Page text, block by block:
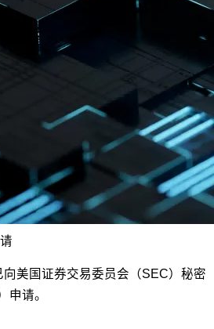
美国证券交易委员会（SEC）秘密
申请。